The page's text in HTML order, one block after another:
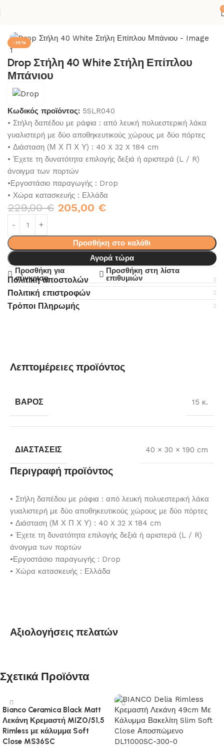
-10%
Drop Στήλη 40 White Στήλη Επίπλου
Μπάνιου
Κωδικός προϊόντος: 5SLR040
• Στήλη δαπέδου με ράφια : από λευκή πολυεστερική λάκα
γυαλιστερή με δύο αποθηκευτικούς χώρους με δύο πόρτες
• Διάσταση (Μ Χ Π Χ Υ) : 40 X 32 X 184 cm
• Έχετε τη δυνατότητα επιλογής δεξιά ή αριστερά (L / R)
άνοιγμα των πορτών
•Εργοστάσιο παραγωγής : Drop
• Χώρα κατασκευής : Ελλάδα
229,00€ 205,00 €
Προσθήκη στο καλάθι
Αγορά τώρα
Προσθήκη για
σύγκριση
Προσθήκη στη λίστα
επιθυμιών
Πολιτική αποστολών
Πολιτική επιστροφών
Τρόποι Πληρωμής
Λεπτομέρειες προϊόντος
ΒΆΡΟΣ 15 κ.
ΔΙΑΣΤΆΣΕΙΣ 40 × 30 × 190 cm
Περιγραφή προϊόντος
• Στήλη δαπέδου με ράφια : από λευκή πολυεστερική λάκα
γυαλιστερή με δύο αποθηκευτικούς χώρους με δύο πόρτες
• Διάσταση (Μ Χ Π Χ Υ) : 40 X 32 X 184 cm
• Έχετε τη δυνατότητα επιλογής δεξιά ή αριστερά (L / R)
άνοιγμα των πορτών
•Εργοστάσιο παραγωγής : Drop
• Χώρα κατασκευής : Ελλάδα
Αξιολογήσεις πελατών
Σχετικά Προϊόντα
Bianco Ceramica Black Matt
Λεκάνη Κρεμαστή MIZO/51,5
Rimless με κάλυμμα Soft
Close MS36SC